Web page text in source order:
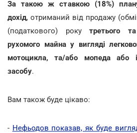
За такою ж ставкою (18%)
дохід, отриманий від продажу
(податкового) рокутретього
рухомого майна у вигляді
мотоцикла, та/або мопеда або
засобу.
Вам також буде цікаво:
- Нефьодов показав, як буде